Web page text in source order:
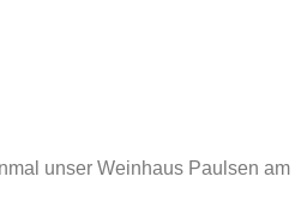
unser Weinhaus Paulsen am